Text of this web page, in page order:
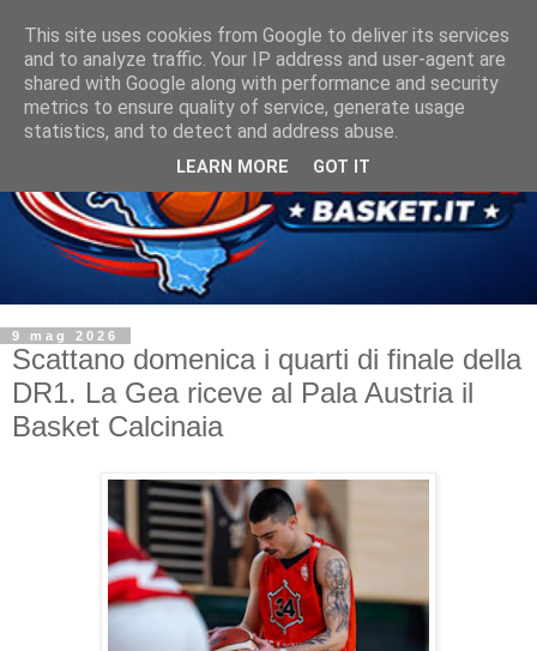
9 mag 2026
Scattano domenica i quarti di finale della
DR1. La Gea riceve al Pala Austria il
Basket Calcinaia
This site uses cookies from Google to deliver its services
and to analyze traffic. Your IP address and user-agent are
shared with Google along with performance and security
metrics to ensure quality of service, generate usage
statistics, and to detect and address abuse.
LEARN MORE GOT IT